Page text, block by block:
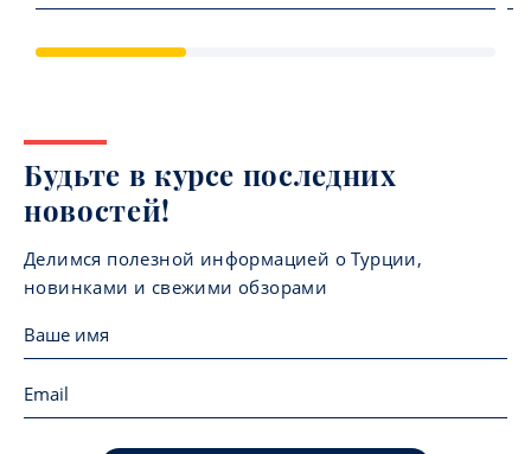
Будьте в курсе последних
новостей!
Делимся полезной информацией о Турции,
новинками и свежими обзорами